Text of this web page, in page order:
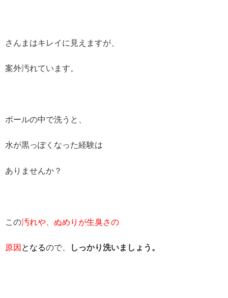
さんまはキレイに見えますが、
案外汚れています。
ボールの中で洗うと、
水が黒っぽくなった経験は
ありませんか？
この汚れや、ぬめりが生臭さの
原因 となるので、 しっかり洗いましょう。